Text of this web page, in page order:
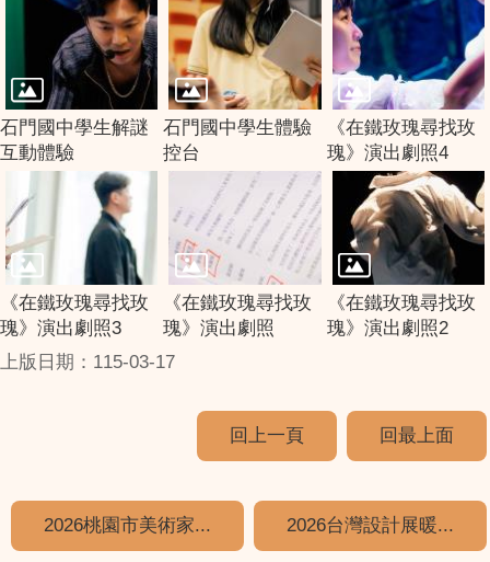
石門國中學生解謎
互動體驗
石門國中學生體驗
控台
《在鐵玫瑰尋找玫
瑰》演出劇照4
《在鐵玫瑰尋找玫
瑰》演出劇照3
《在鐵玫瑰尋找玫
瑰》演出劇照
《在鐵玫瑰尋找玫
瑰》演出劇照2
上版日期：115-03-17
回上一頁 回最上面
2026桃園市美術家... 2026台灣設計展暖...